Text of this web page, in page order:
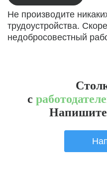
Не производите
трудоустройства.
недобросовестный
с
Напишите